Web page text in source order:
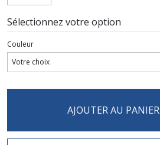
Sélectionnez votre option
Couleur
AJOUTER AU PANIER